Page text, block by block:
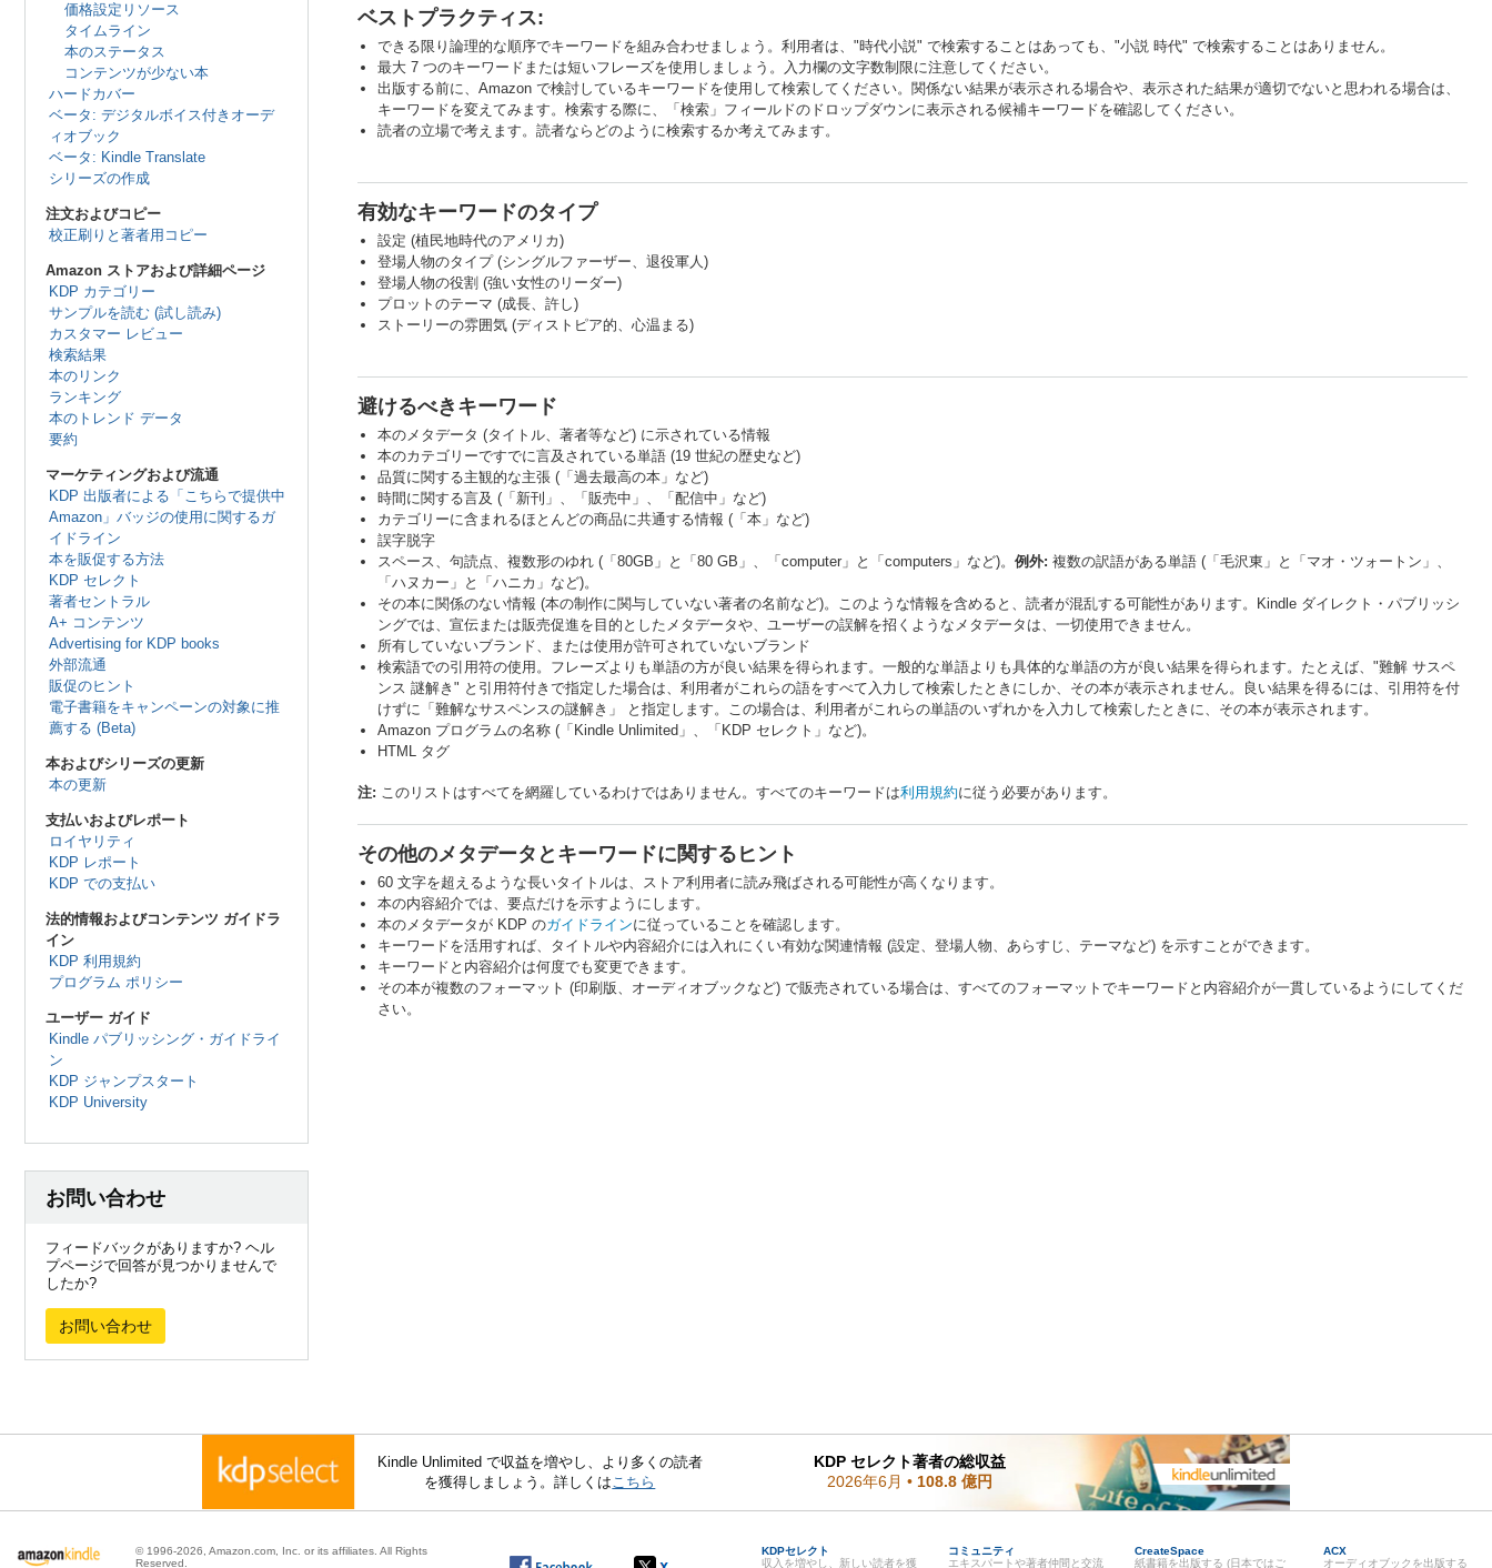
価格設定リソース
タイムライン
本のステータス
コンテンツが少ない本
ハードカバー
ベータ: デジタルボイス付きオーデ
ィオブック
ベータ: Kindle Translate
シリーズの作成
注文およびコピー
校正刷りと著者用コピー
Amazon ストアおよび詳細ページ
KDP カテゴリー
サンプルを読む (試し読み)
カスタマー レビュー
検索結果
本のリンク
ランキング
本のトレンド データ
要約
マーケティングおよび流通
KDP 出版者による「こちらで提供中
Amazon」バッジの使用に関するガ
イドライン
本を販促する方法
KDP セレクト
著者セントラル
A+ コンテンツ
Advertising for KDP books
外部流通
販促のヒント
電子書籍をキャンペーンの対象に推
薦する (Beta)
本およびシリーズの更新
本の更新
支払いおよびレポート
ロイヤリティ
KDP レポート
KDP での支払い
法的情報およびコンテンツ ガイドラ
イン
KDP 利用規約
プログラム ポリシー
ユーザー ガイド
Kindle パブリッシング・ガイドライ
ン
KDP ジャンプスタート
KDP University
お問い合わせ
フィードバックがありますか? ヘル
プページで回答が見つかりませんで
したか?
お問い合わせ
ベストプラクティス:
できる限り論理的な順序でキーワードを組み合わせましょう。利用者は、"時代小説" で検索することはあっても、"小説 時代" で検索することはありません。
最大 7 つのキーワードまたは短いフレーズを使用しましょう。入力欄の文字数制限に注意してください。
出版する前に、Amazon で検討しているキーワードを使用して検索してください。関係ない結果が表示される場合や、表示された結果が適切でないと思われる場合は、
キーワードを変えてみます。検索する際に、「検索」フィールドのドロップダウンに表示される候補キーワードを確認してください。
読者の立場で考えます。読者ならどのように検索するか考えてみます。
有効なキーワードのタイプ
設定 (植民地時代のアメリカ)
登場人物のタイプ (シングルファーザー、退役軍人)
登場人物の役割 (強い女性のリーダー)
プロットのテーマ (成長、許し)
ストーリーの雰囲気 (ディストピア的、心温まる)
避けるべきキーワード
本のメタデータ (タイトル、著者等など) に示されている情報
本のカテゴリーですでに言及されている単語 (19 世紀の歴史など)
品質に関する主観的な主張 (「過去最高の本」など)
時間に関する言及 (「新刊」、「販売中」、「配信中」など)
カテゴリーに含まれるほとんどの商品に共通する情報 (「本」など)
誤字脱字
スペース、句読点、複数形のゆれ (「80GB」と「80 GB」、「computer」と「computers」など)。 例外: 複数の訳語がある単語 (「毛沢東」と「マオ・ツォートン」、
「ハヌカー」と「ハニカ」など)。
その本に関係のない情報 (本の制作に関与していない著者の名前など)。このような情報を含めると、読者が混乱する可能性があります。Kindle ダイレクト・パブリッシ
ングでは、宣伝または販売促進を目的としたメタデータや、ユーザーの誤解を招くようなメタデータは、一切使用できません。
所有していないブランド、または使用が許可されていないブランド
検索語での引用符の使用。フレーズよりも単語の方が良い結果を得られます。一般的な単語よりも具体的な単語の方が良い結果を得られます。たとえば、"難解 サスペ
ンス 謎解き" と引用符付きで指定した場合は、利用者がこれらの語をすべて入力して検索したときにしか、その本が表示されません。良い結果を得るには、引用符を付
けずに「難解なサスペンスの謎解き」 と指定します。この場合は、利用者がこれらの単語のいずれかを入力して検索したときに、その本が表示されます。
Amazon プログラムの名称 (「Kindle Unlimited」、「KDP セレクト」など)。
HTML タグ
注: このリストはすべてを網羅しているわけではありません。すべてのキーワードは利用規約に従う必要があります。
その他のメタデータとキーワードに関するヒント
60 文字を超えるような長いタイトルは、ストア利用者に読み飛ばされる可能性が高くなります。
本の内容紹介では、要点だけを示すようにします。
本のメタデータが KDP のガイドラインに従っていることを確認します。
キーワードを活用すれば、タイトルや内容紹介には入れにくい有効な関連情報 (設定、登場人物、あらすじ、テーマなど) を示すことができます。
キーワードと内容紹介は何度でも変更できます。
その本が複数のフォーマット (印刷版、オーディオブックなど) で販売されている場合は、すべてのフォーマットでキーワードと内容紹介が一貫しているようにしてくだ
さい。
Kindle Unlimited で収益を増やし、より多くの読者
を獲得しましょう。詳しくはこちら
KDP セレクト著者の総収益
2026年6月 • 108.8 億円
© 1996-2026, Amazon.com, Inc. or its affiliates. All Rights
Reserved.
KDPセレクト
収入を増やし、新しい読者を獲
コミュニティ
エキスパートや著者仲間と交流
CreateSpace
紙書籍を出版する (日本ではご
ACX
オーディオブックを出版する